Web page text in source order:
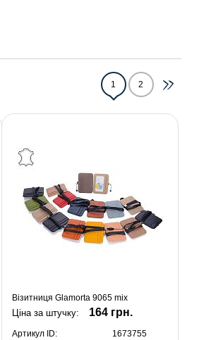
1 2
Візитниця Glamorta 9065 mix
Ціна за штучку: 164 грн.
Артикул ID:
1673755